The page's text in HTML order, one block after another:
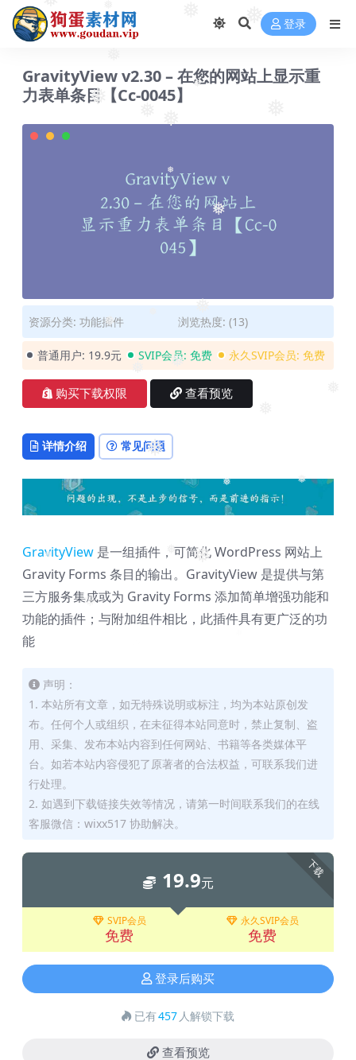
❅
❅
❅
❅
❅
❅
❅
❅
❅
❅
❅
❅
❅ ❅
❅
❅
❅
❅
❅ ❅
登录
GravityView v2.30 – 在您的网站上显示重
力表单条目【Cc-0045】
资源分类: 功能插件 浏览热度: (13)
普通用户: 19.9元 SVIP会员: 免费 永久SVIP会员: 免费
购买下载权限 查看预览
详情介绍 常见问题
GravityView 是一组插件，可简化 WordPress 网站上
Gravity Forms 条目的输出。GravityView 是提供与第
三方服务集成或为 Gravity Forms 添加简单增强功能和
功能的插件；与附加组件相比，此插件具有更广泛的功
能
声明：
1. 本站所有文章，如无特殊说明或标注，均为本站原创发
布。任何个人或组织，在未征得本站同意时，禁止复制、盗
用、采集、发布本站内容到任何网站、书籍等各类媒体平
台。如若本站内容侵犯了原著者的合法权益，可联系我们进
行处理。
2. 如遇到下载链接失效等情况，请第一时间联系我们的在线
客服微信：wixx517 协助解决。
下载
19.9元
SVIP会员
免费
永久SVIP会员
免费
登录后购买
已有457 人解锁下载
查看预览